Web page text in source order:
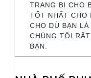
TRANG BỊ CHO
TỐT NHẤT CHO
CHO DÙ BẠN
CHÚNG TÔI
BẠN.